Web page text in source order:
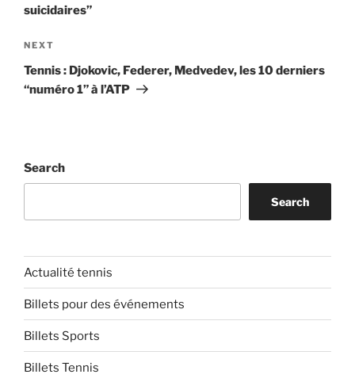
suicidaires”
Next
Post
NEXT
Tennis : Djokovic, Federer, Medvedev, les 10 derniers
“numéro 1” à l’ATP
Search
Search
Actualité tennis
Billets pour des événements
Billets Sports
Billets Tennis